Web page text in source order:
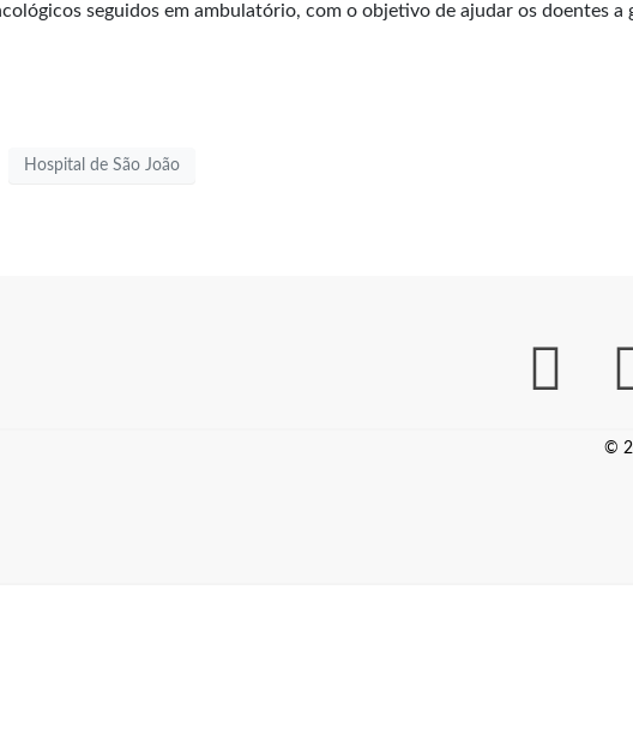
seguidos em ambulatório, com o objetivo de ajudar os doentes a
Hospital de São João
©